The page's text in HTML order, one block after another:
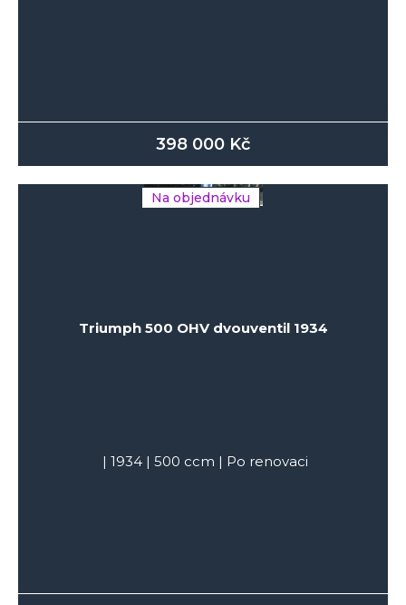
398 000 Kč
Na objednávku
Triumph 500 OHV dvouventil 1934
| 1934| 500 ccm | Po renovaci